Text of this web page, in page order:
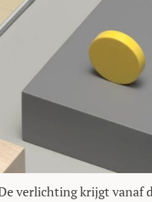
verlichting krijgt vanaf